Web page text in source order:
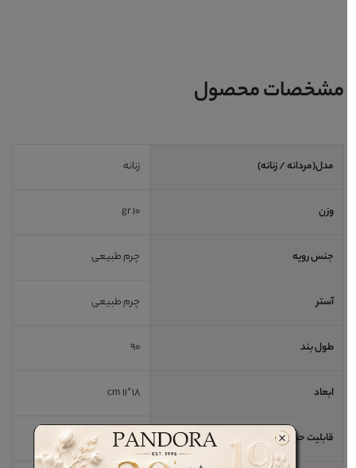
مشخصات محصول
مدل(مردانه / زنانه) زنانه
وزن
جنس رویه چرم طبیعی
آستر چرم طبیعی
طول بند 90
ابعاد
قابلیت حمل لپ تاپ خیر